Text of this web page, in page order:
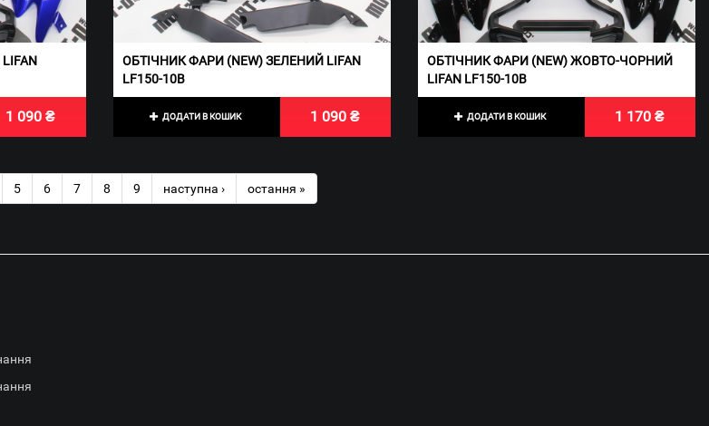
1 090 ₴
ОБТІЧНИК ФАРИ (NEW) ЗЕЛЕНИЙ LIFAN
LF150-10В
ДОДАТИ В КОШИК 1 090 ₴
ОБТІЧНИК ФАРИ (NEW) ЖОВТО-ЧОРНИЙ
LIFAN LF150-10В
ДОДАТИ В КОШИК 1 170 ₴
5 6 7 8 9 наступна › остання »